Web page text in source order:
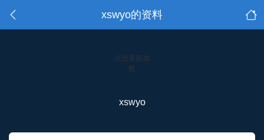
xswyo的资料
点击重新加
载
xswyo